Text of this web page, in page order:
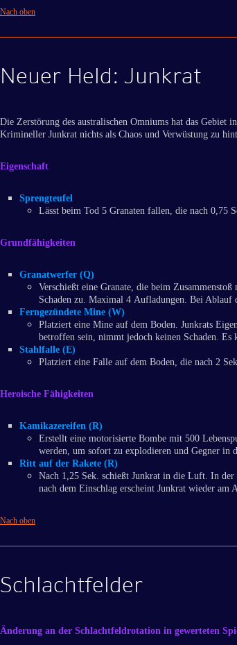
Nach oben
Neuer Held: Junkrat
Die Zerstörung des australischen Omniums hat das Gebiet
Krimineller Junkrat nichts als Chaos und Verwüstung zu
Eigenschaft
Sprengteufel
Lässt beim Tod 5 Granaten fallen, die nach 0,75
Grundfähigkeiten
Granatwerfer (Q)
Verschießt eine Granate, die beim
Schaden zu. Maximal 4 Aufladungen. Bei
Ferngezündete Mine (W)
Platziert eine Mine auf dem Boden. Junkrats
betroffen sein, nimmt jedoch keinen Schaden.
Stahlfalle (E)
Platziert eine Falle auf dem Boden, die nach 2
Heroische Fähigkeiten
Kamikazereifen (R)
Erstellt eine motorisierte Bombe mit 500
werden, um sofort zu explodieren und Gegner in
Ritt auf der Rakete (R)
Nach 1,25 Sek. schießt Junkrat in die Luft. In
nach dem Einschlag erscheint Junkrat wieder
Nach oben
Schlachtfelder
Änderung an der Schlachtfeldrotation in gewerteten